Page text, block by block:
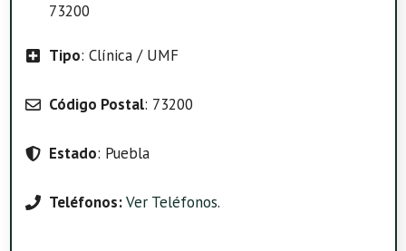
73200
Tipo: Clínica / UMF
Código Postal: 73200
Estado: Puebla
Teléfonos:Ver Teléfonos.